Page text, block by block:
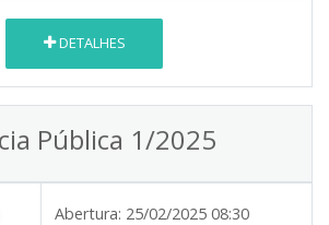
DETALHES
Pública 1/2025
Abertura: 25/02/2025 08:30